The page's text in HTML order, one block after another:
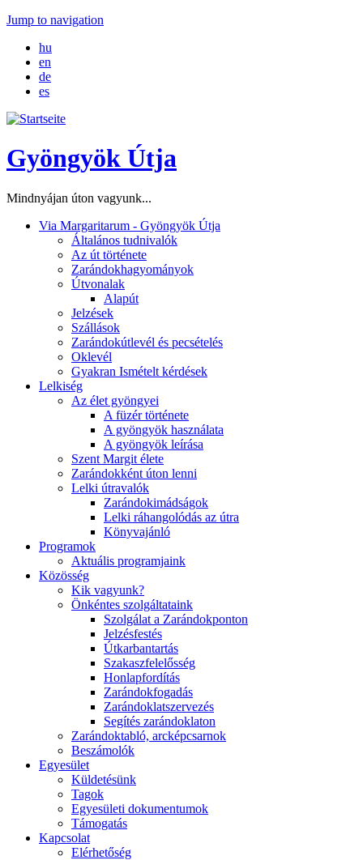
Jump to navigation
hu
en
de
es
Gyöngyök Útja
Mindnyájan úton vagyunk...
Via Margaritarum - Gyöngyök Útja
Általános tudnivalók
Az út története
Zarándokhagyományok
Útvonalak
Alapút
Jelzések
Szállások
Zarándokútlevél és pecsételés
Oklevél
Gyakran Ismételt kérdések
Lelkiség
Az élet gyöngyei
A füzér története
A gyöngyök használata
A gyöngyök leírása
Szent Margit élete
Zarándokként úton lenni
Lelki útravalók
Zarándokimádságok
Lelki ráhangolódás az útra
Könyvajánló
Programok
Aktuális programjaink
Közösség
Kik vagyunk?
Önkéntes szolgáltataink
Szolgálat a Zarándokponton
Jelzésfestés
Útkarbantartás
Szakaszfelelősség
Honlapfordítás
Zarándokfogadás
Zarándoklatszervezés
Segítés zarándoklaton
Zarándoktabló, arcképcsarnok
Beszámolók
Egyesület
Küldetésünk
Tagok
Egyesületi dokumentumok
Támogatás
Kapcsolat
Elérhetőség